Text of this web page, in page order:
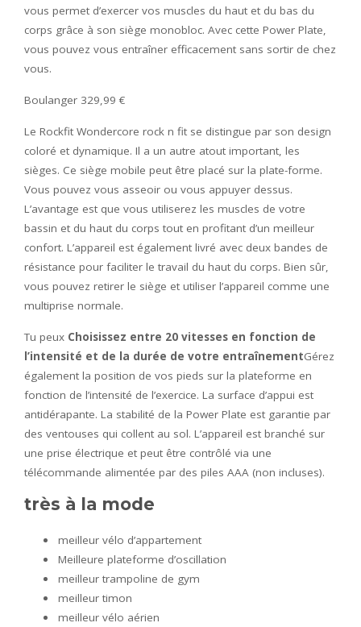
vous permet d’exercer vos muscles du haut et du bas du
corps grâce à son siège monobloc. Avec cette Power Plate,
vous pouvez vous entraîner efficacement sans sortir de chez
vous.
Boulanger 329,99 €
Le Rockfit Wondercore rock n fit se distingue par son design
coloré et dynamique. Il a un autre atout important, les
sièges. Ce siège mobile peut être placé sur la plate-forme.
Vous pouvez vous asseoir ou vous appuyer dessus.
L’avantage est que vous utiliserez les muscles de votre
bassin et du haut du corps tout en profitant d’un meilleur
confort. L’appareil est également livré avec deux bandes de
résistance pour faciliter le travail du haut du corps. Bien sûr,
vous pouvez retirer le siège et utiliser l’appareil comme une
multiprise normale.
Tu peux Choisissez entre 20 vitesses en fonction de
l’intensité et de la durée de votre entraînementGérez
également la position de vos pieds sur la plateforme en
fonction de l’intensité de l’exercice. La surface d’appui est
antidérapante. La stabilité de la Power Plate est garantie par
des ventouses qui collent au sol. L’appareil est branché sur
une prise électrique et peut être contrôlé via une
télécommande alimentée par des piles AAA (non incluses).
très à la mode
meilleur vélo d’appartement
Meilleure plateforme d’oscillation
meilleur trampoline de gym
meilleur timon
meilleur vélo aérien